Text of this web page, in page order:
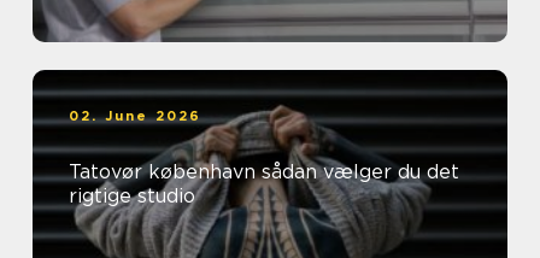
02. June 2026
Tatovør københavn sådan vælger du det
rigtige studio